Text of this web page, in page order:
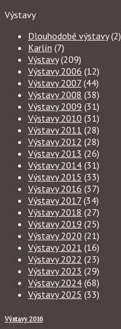
Výstavy
Dlouhodobé výstavy(2)
Karlín (7)
Výstavy(209)
Výstavy 2006 (12)
Výstavy 2007 (44)
Výstavy 2008 (38)
Výstavy 2009 (31)
Výstavy 2010 (31)
Výstavy 2011 (28)
Výstavy 2012 (28)
Výstavy 2013 (26)
Výstavy 2014 (31)
Výstavy 2015 (33)
Výstavy 2016 (37)
Výstavy 2017 (34)
Výstavy 2018 (27)
Výstavy 2019 (25)
Výstavy 2020 (21)
Výstavy 2021 (16)
Výstavy 2022 (23)
Výstavy 2023 (29)
Výstavy 2024 (68)
Výstavy 2025 (33)
Výstavy 2016